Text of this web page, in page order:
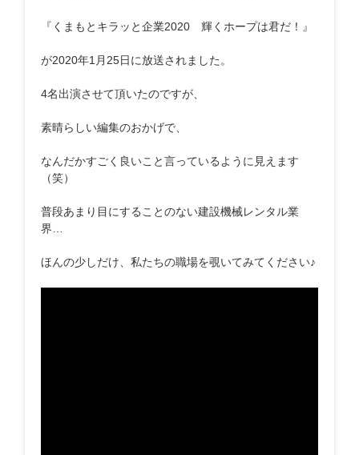
『くまもとキラッと企業2020 輝くホープは君だ！』
が2020年1月25日に放送されました。
4名出演させて頂いたのですが、
素晴らしい編集のおかげで、
なんだかすごく良いこと言っているように見えます
（笑）
普段あまり目にすることのない建設機械レンタル業
界…
ほんの少しだけ、私たちの職場を覗いてみてください♪